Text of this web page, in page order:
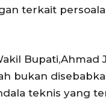
terkait
Bupati,Ahmad
bukan
teknis yang